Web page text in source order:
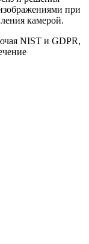
при
камерой.
NIST и GDPR,